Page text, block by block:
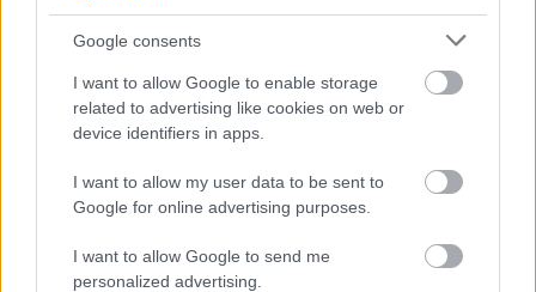
Google consents
I want to allow Google to enable storage
related to advertising like cookies on web or
device identifiers in apps.
I want to allow my user data to be sent to
Google for online advertising purposes.
I want to allow Google to send me
personalized advertising.